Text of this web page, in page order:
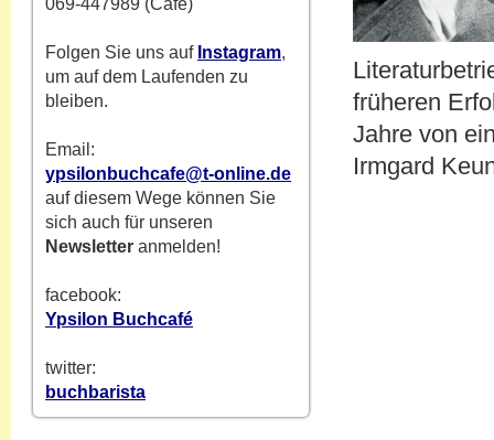
069-447989 (Café)
Folgen Sie uns auf Instagram,
um auf dem Laufenden zu
bleiben.
Email:
ypsilonbuchcafe@t-online.de
auf diesem Wege können Sie
sich auch für unseren
Newsletter anmelden!
facebook:
Ypsilon Buchcafé
twitter:
buchbarista
früheren
Jahre von
Irmgard